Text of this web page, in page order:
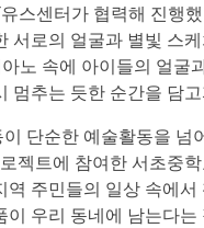
스센터가 협력해 진행
서로의 얼굴과 별빛 스
노 속에 아이들의 얼굴
멈추는 듯한 순간을 담
단순한 예술활동을
젝트에 참여한 서초중
주민들의 일상 속에
우리 동네에 남는다